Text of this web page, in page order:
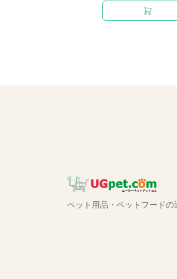
ペット用品・ペットフードの